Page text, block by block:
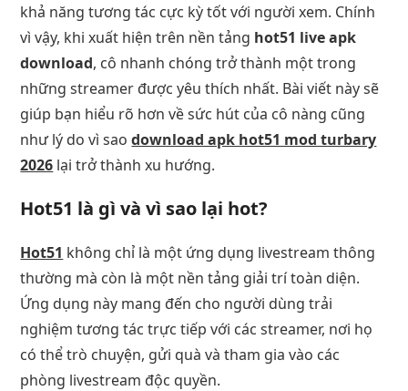
khả năng tương tác cực kỳ tốt với người xem. Chính
vì vậy, khi xuất hiện trên nền tảng hot51 live apk
download, cô nhanh chóng trở thành một trong
những streamer được yêu thích nhất. Bài viết này sẽ
giúp bạn hiểu rõ hơn về sức hút của cô nàng cũng
như lý do vì saodownload apk hot51 mod turbary
2026 lại trở thành xu hướng.
Hot51 là gì và vì sao lại hot?
Hot51 không chỉ là một ứng dụng livestream thông
thường mà còn là một nền tảng giải trí toàn diện.
Ứng dụng này mang đến cho người dùng trải
nghiệm tương tác trực tiếp với các streamer, nơi họ
có thể trò chuyện, gửi quà và tham gia vào các
phòng livestream độc quyền.